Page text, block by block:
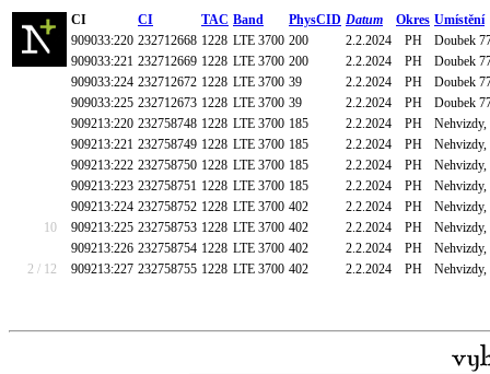
CI CI TAC Band PhysCID Datum Okres Umístění
909033:220 232712668 1228 LTE 3700 200 2.2.2024 PH
Doubek
909033:221 232712669 1228 LTE 3700 200 2.2.2024 PH
Doubek
909033:224 232712672 1228 LTE 3700 39 2.2.2024 PH
Doubek
909033:225 232712673 1228 LTE 3700 39 2.2.2024 PH
Doubek
909213:220 232758748 1228 LTE 3700 185 2.2.2024 PH
Nehvizdy,
909213:221 232758749 1228 LTE 3700 185 2.2.2024 PH
Nehvizdy,
909213:222 232758750 1228 LTE 3700 185 2.2.2024 PH
Nehvizdy,
909213:223 232758751 1228 LTE 3700 185 2.2.2024 PH
Nehvizdy,
909213:224 232758752 1228 LTE 3700 402 2.2.2024 PH
Nehvizdy,
10
909213:225 232758753 1228 LTE 3700 402 2.2.2024 PH
Nehvizdy,
909213:226 232758754 1228 LTE 3700 402 2.2.2024 PH
Nehvizdy,
2 / 12
909213:227 232758755 1228 LTE 3700 402 2.2.2024 PH Nehvizdy,